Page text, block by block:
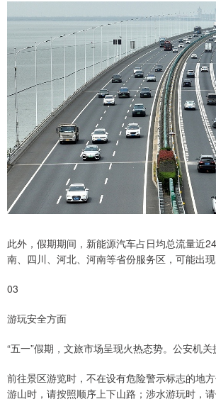
此外，假期期间，新能源汽车占日均总流量近
南、四川、河北、河南等省份服务区，可能出现
03
游玩安全方面
“五一”假期，文旅市场呈现火热态势。公安机关
前往景区游览时，不在设有危险警示标志的地方
游山时，请按照顺序上下山路；涉水游玩时，